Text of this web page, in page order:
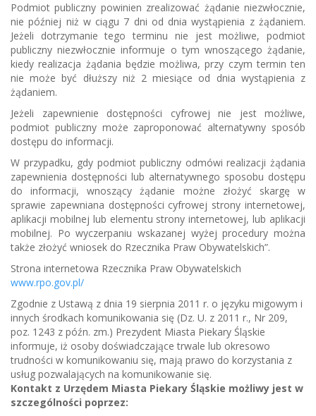
Podmiot publiczny powinien zrealizować żądanie niezwłocznie,
nie później niż w ciągu 7 dni od dnia wystąpienia z żądaniem.
Jeżeli dotrzymanie tego terminu nie jest możliwe, podmiot
publiczny niezwłocznie informuje o tym wnoszącego żądanie,
kiedy realizacja żądania będzie możliwa, przy czym termin ten
nie może być dłuższy niż 2 miesiące od dnia wystąpienia z
żądaniem.
Jeżeli zapewnienie dostępności cyfrowej nie jest możliwe,
podmiot publiczny może zaproponować alternatywny sposób
dostępu do informacji.
W przypadku, gdy podmiot publiczny odmówi realizacji żądania
zapewnienia dostępności lub alternatywnego sposobu dostępu
do informacji, wnoszący żądanie możne złożyć skargę w
sprawie zapewniana dostępności cyfrowej strony internetowej,
aplikacji mobilnej lub elementu strony internetowej, lub aplikacji
mobilnej. Po wyczerpaniu wskazanej wyżej procedury można
także złożyć wniosek do Rzecznika Praw Obywatelskich”.
Strona internetowa Rzecznika Praw Obywatelskich
www.rpo.gov.pl/
Zgodnie z Ustawą z dnia 19 sierpnia 2011 r. o języku migowym i
innych środkach komunikowania się (Dz. U. z 2011 r., Nr 209,
poz. 1243 z późn. zm.) Prezydent Miasta Piekary Śląskie
informuje, iż osoby doświadczające trwale lub okresowo
trudności w komunikowaniu się, mają prawo do korzystania z
usług pozwalających na komunikowanie się.
Kontakt z Urzędem Miasta Piekary Śląskie możliwy jest w
szczególności poprzez: